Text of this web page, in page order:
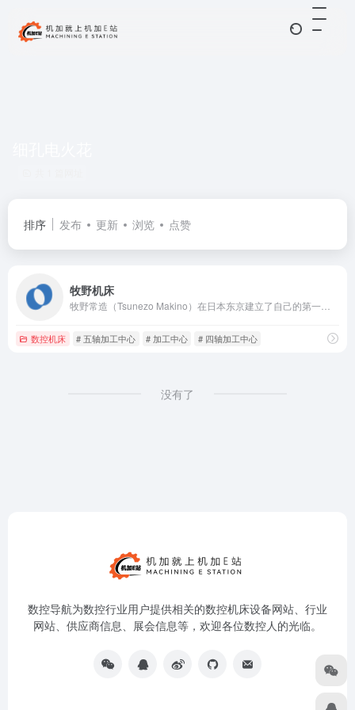
排序 发布 更新 浏览 点赞
牧野机床
数控机床 # 五轴加工中心 # 加工中心 # 四轴加工中心
没有了
数控导航为数控行业用户提供相关的数控机床设备网站、行业
网站、供应商信息、展会信息等，欢迎各位数控人的光临。